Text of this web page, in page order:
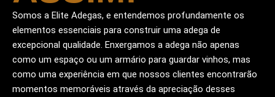
Somos a Elite Adegas, e entendemos profundamente os
elementos essenciais para construir uma adega de
excepcional qualidade. Enxergamos a adega não apenas
como um espaço ou um armário para guardar vinhos, mas
como uma experiência em que nossos clientes encontrarão
momentos memoráveis através da apreciação desses